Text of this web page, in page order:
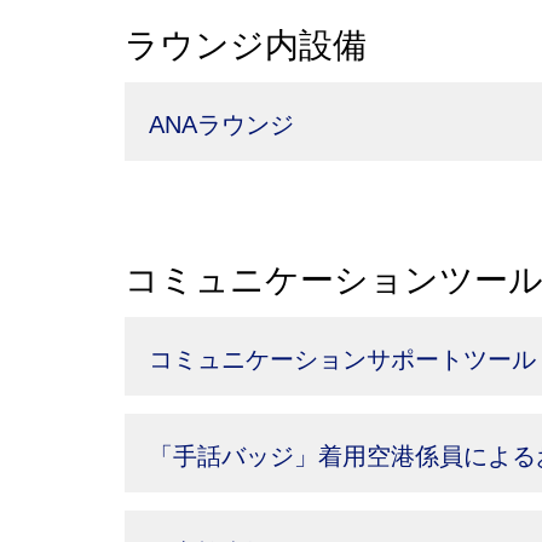
ラウンジ内設備
ANAラウンジ
コミュニケーションツール
コミュニケーションサポートツール
「手話バッジ」着用空港係員によ